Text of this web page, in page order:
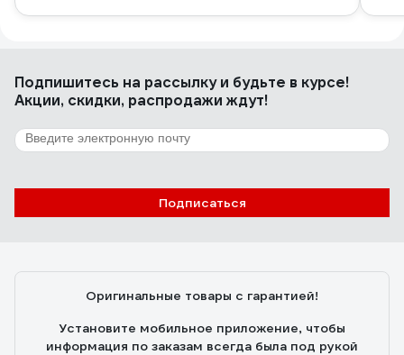
Подпишитесь на рассылкуи будьте в курсе!
Акции, скидки, распродажи ждут!
Подписаться
Оригинальные товары с гарантией!
Установите мобильное приложение, чтобы
информация по заказам всегда была под рукой